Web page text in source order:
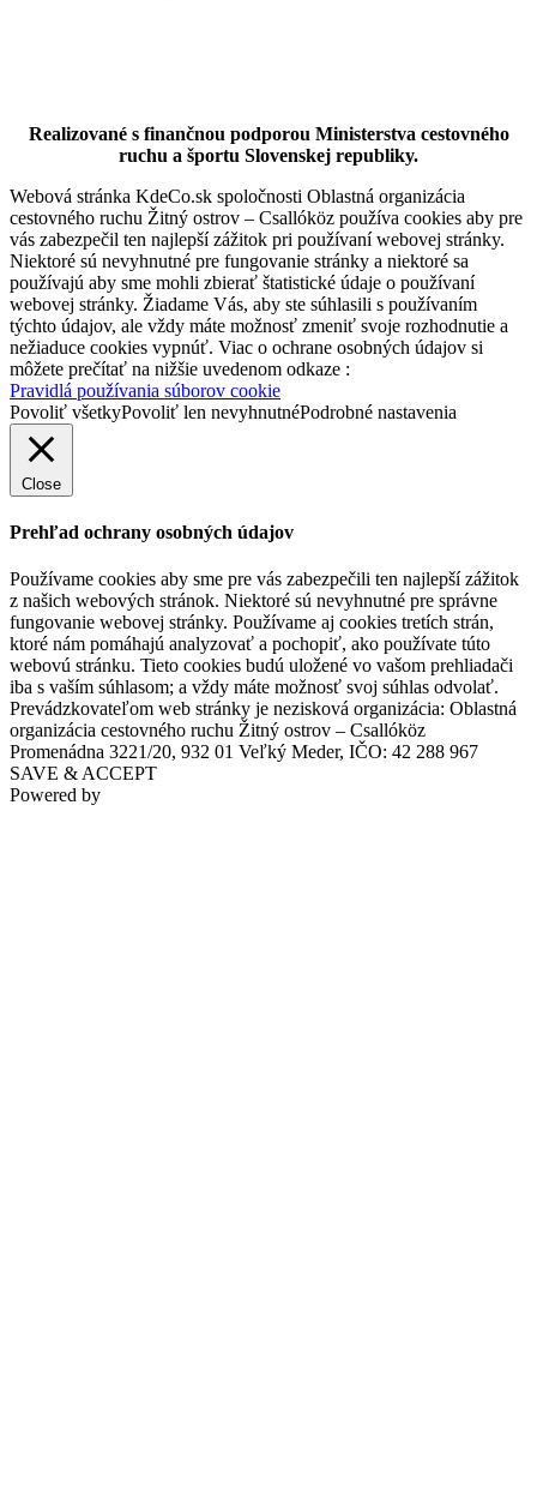
Realizované s finančnou podporou Ministerstva cestovného
ruchu a športu Slovenskej republiky.
Webová stránka KdeCo.sk spoločnosti Oblastná organizácia
cestovného ruchu Žitný ostrov – Csallóköz používa cookies aby pre
vás zabezpečil ten najlepší zážitok pri používaní webovej stránky.
Niektoré sú nevyhnutné pre fungovanie stránky a niektoré sa
používajú aby sme mohli zbierať štatistické údaje o používaní
webovej stránky. Žiadame Vás, aby ste súhlasili s používaním
týchto údajov, ale vždy máte možnosť zmeniť svoje rozhodnutie a
nežiaduce cookies vypnúť. Viac o ochrane osobných údajov si
môžete prečítať na nižšie uvedenom odkaze :
Pravidlá používania súborov cookie
Povoliť všetkyPovoliť len nevyhnutnéPodrobné nastavenia
Close
Prehľad ochrany osobných údajov
Používame cookies aby sme pre vás zabezpečili ten najlepší zážitok
z našich webových stránok. Niektoré sú nevyhnutné pre správne
fungovanie webovej stránky. Používame aj cookies tretích strán,
ktoré nám pomáhajú analyzovať a pochopiť, ako používate túto
webovú stránku. Tieto cookies budú uložené vo vašom prehliadači
iba s vaším súhlasom; a vždy máte možnosť svoj súhlas odvolať.
Prevádzkovateľom web stránky je nezisková organizácia: Oblastná
organizácia cestovného ruchu Žitný ostrov – Csallóköz
Promenádna 3221/20, 932 01 Veľký Meder, IČO: 42 288 967
SAVE & ACCEPT
Powered by